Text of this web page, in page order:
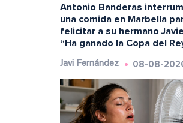
Antonio Banderas
una comida en Marbella
felicitar a su hermano
“Ha ganado la Copa del
Javi Fernández 08-08-